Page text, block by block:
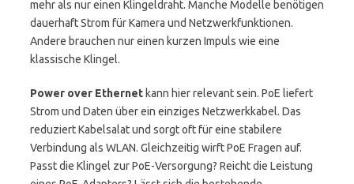
mehr als nur einen Klingeldraht. Manche Modelle benötigen
dauerhaft Strom für Kamera und Netzwerkfunktionen.
Andere brauchen nur einen kurzen Impuls wie eine
klassische Klingel.
Power over Ethernet kann hier relevant sein. PoE liefert
Strom und Daten über ein einziges Netzwerkkabel. Das
reduziert Kabelsalat und sorgt oft für eine stabilere
Verbindung als WLAN. Gleichzeitig wirft PoE Fragen auf.
Passt die Klingel zur PoE-Versorgung? Reicht die Leistung